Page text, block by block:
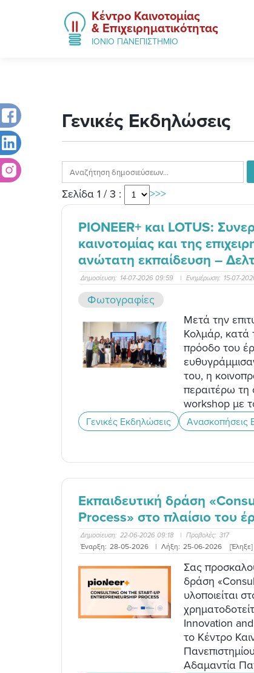
Κέντρο Καινοτομίας
& Επιχειρηματικότητας
ΙΟΝΙΟ ΠΑΝΕΠΙΣΤΗΜΙΟ
Γενικές Εκδηλώσεις
Σελίδα 1 / 3 : >>>
PIONEER+ και LOTUS:
καινοτομίας και της
ανώτατη εκπαίδευση –
Δημοσίευση: 14-07-2026 09:59 | Ενημέρωση: 15-07-
Φωτογραφίες
Μετά την
Κολμάρ, κατά
πρόοδο του
του, η
περαιτέρω τη
workshop με
Γενικές Εκδηλώσεις Ανασκοπήσεις
Εκπαιδευτική δράση
Process» στο πλαίσιο του
Δημοσίευση: 22-06-2026 09:18 | Προβολές: 317
Έναρξη: 28-05-2026 | Λήξη: 25-06-2026 [Έληξε]
Σας
δράση
υλοποιείται
Innovation
το Κέντρο
Αδαμαντία